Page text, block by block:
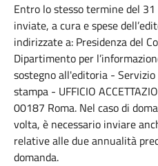
Entro lo stesso termine del
inviate, a cura e spese
indirizzate a: Presidenza del
Dipartimento per
sostegno all'editoria -
stampa - UFFICIO
00187 Roma. Nel caso di
volta, è necessario inviare
relative alle due annualità
domanda.